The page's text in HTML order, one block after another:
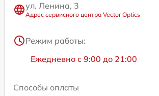
ул. Ленина, 3
Адрес сервисного центра Vector Optics
Режим работы:
Ежедневно с 9:00 до 21:00
Способы оплаты